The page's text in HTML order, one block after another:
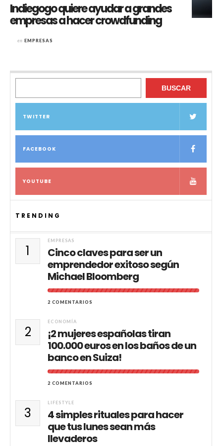
Indiegogo quiere ayudar a grandes
empresas a hacer crowdfunding
en EMPRESAS
BUSCAR
TWITTER
FACEBOOK
YOUTUBE
TRENDING
1
EMPRESAS
Cinco claves para ser un
emprendedor exitoso según
Michael Bloomberg
2 COMENTARIOS
2
ECONOMÍA
¡2 mujeres españolas tiran
100.000 euros en los baños de un
banco en Suiza!
2 COMENTARIOS
3
LIFESTYLE
4 simples rituales para hacer
que tus lunes sean más
llevaderos